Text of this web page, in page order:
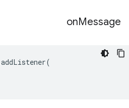
onMessage
addListener(